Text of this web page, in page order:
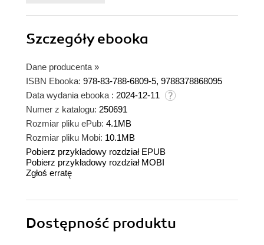
Szczegółyebooka
Dane producenta »
ISBN Ebooka: 978-83-788-6809-5, 9788378868095
Data wydania ebooka : 2024-12-11
Numer z katalogu: 250691
Rozmiar pliku ePub: 4.1MB
Rozmiar pliku Mobi: 10.1MB
Pobierz przykładowy rozdział EPUB
Pobierz przykładowy rozdział MOBI
Zgłoś erratę
Dostępność produktu